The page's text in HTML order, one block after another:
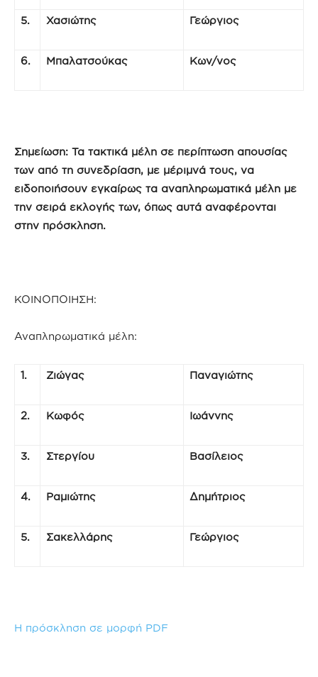
5. Χασιώτης Γεώργιος
6. Μπαλατσούκας Κων/νος
Σημείωση: Τα τακτικά μέλη σε περίπτωση απουσίας
των από τη συνεδρίαση, με μέριμνά τους, να
ειδοποιήσουν εγκαίρως τα αναπληρωματικά μέλη με
την σειρά εκλογής των, όπως αυτά αναφέρονται
στην πρόσκληση.
ΚΟΙΝΟΠΟΙΗΣΗ:
Αναπληρωματικά μέλη:
1. Ζιώγας Παναγιώτης
2. Κωφός Ιωάννης
3. Στεργίου Βασίλειος
4. Ραμιώτης Δημήτριος
5. Σακελλάρης Γεώργιος
Η πρόσκληση σε μορφή PDF